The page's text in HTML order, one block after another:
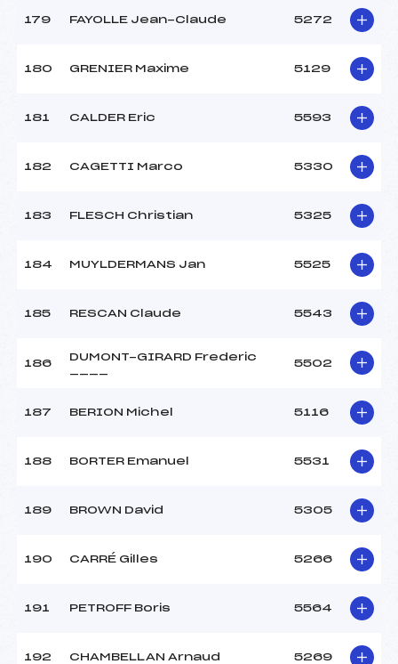
179 FAYOLLE Jean-Claude 5272
180 GRENIER Maxime 5129
181 CALDER Eric 5593
182 CAGETTI Marco 5330
183 FLESCH Christian 5325
184 MUYLDERMANS Jan 5525
185 RESCAN Claude 5543
186
DUMONT-GIRARD Frederic
5502
187 BERION Michel 5116
188 BORTER Emanuel 5531
189 BROWN David 5305
190 CARRÉ Gilles 5266
191 PETROFF Boris 5564
192 CHAMBELLAN Arnaud 5269